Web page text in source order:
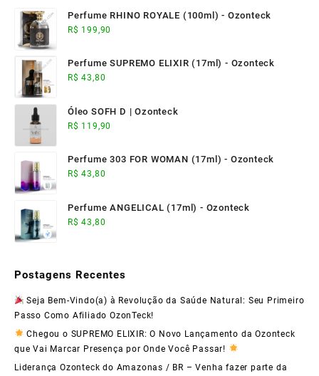
Perfume RHINO ROYALE (100ml) - Ozonteck
R$ 199,90
Perfume SUPREMO ELIXIR (17ml) - Ozonteck
R$ 43,80
Óleo SOFH D | Ozonteck
R$ 119,90
Perfume 303 FOR WOMAN (17ml) - Ozonteck
R$ 43,80
Perfume ANGELICAL (17ml) - Ozonteck
R$ 43,80
Postagens Recentes
Seja Bem-Vindo(a) à Revolução da Saúde Natural: Seu Primeiro
Passo Como Afiliado OzonTeck!
Chegou o SUPREMO ELIXIR: O Novo Lançamento da Ozonteck
que Vai Marcar Presença por Onde Você Passar!
Liderança Ozonteck do Amazonas / BR – Venha fazer parte da